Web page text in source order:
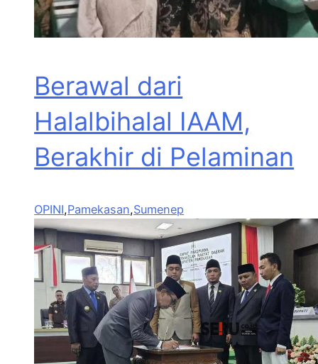
Berawal dari
Halalbihalal IAAM,
Berakhir di Pelaminan
OPINI,Pamekasan,Sumenep